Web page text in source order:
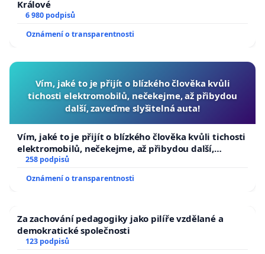
Králové
6 980 podpisů
Oznámení o transparentnosti
Vím, jaké to je přijít o blízkého člověka kvůli
tichosti elektromobilů, nečekejme, až přibydou
další, zaveďme slyšitelná auta!
Vím, jaké to je přijít o blízkého člověka kvůli tichosti
elektromobilů, nečekejme, až přibydou další,
zaveďme slyšitelná auta!
258 podpisů
Oznámení o transparentnosti
Za zachování pedagogiky jako pilíře vzdělané a
demokratické společnosti
123 podpisů